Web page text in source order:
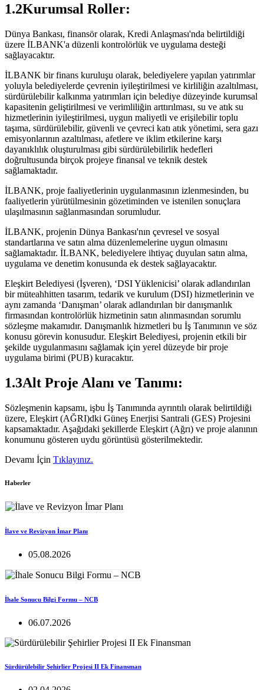
1.2Kurumsal Roller:
Dünya Bankası, finansör olarak, Kredi Anlaşması'nda belirtildiği
üzere İLBANK'a düzenli kontrolörlük ve uygulama desteği
sağlayacaktır.
İLBANK bir finans kuruluşu olarak, belediyelere yapılan yatırımlar
yoluyla belediyelerde çevrenin iyileştirilmesi ve kirliliğin azaltılması,
sürdürülebilir kalkınma yatırımları için belediye düzeyinde kurumsal
kapasitenin geliştirilmesi ve verimliliğin arttırılması, su ve atık su
hizmetlerinin iyileştirilmesi, uygun maliyetli ve erişilebilir toplu
taşıma, sürdürülebilir, güvenli ve çevreci katı atık yönetimi, sera gazı
emisyonlarının azaltılması, afetlere ve iklim etkilerine karşı
dayanıklılık oluşturulması gibi sürdürülebilirlik hedefleri
doğrultusunda birçok projeye finansal ve teknik destek
sağlamaktadır.
İLBANK, proje faaliyetlerinin uygulanmasının izlenmesinden, bu
faaliyetlerin yürütülmesinin gözetiminden ve istenilen sonuçlara
ulaşılmasının sağlanmasından sorumludur.
İLBANK, projenin Dünya Bankası'nın çevresel ve sosyal
standartlarına ve satın alma düzenlemelerine uygun olmasını
sağlamaktadır. İLBANK, belediyelere ihtiyaç duyulan satın alma,
uygulama ve denetim konusunda ek destek sağlayacaktır.
Eleşkirt Belediyesi (İşveren), ‘DSI Yüklenicisi’ olarak adlandırılan
bir müteahhitten tasarım, tedarik ve kurulum (DSI) hizmetlerinin ve
aynı zamanda ‘Danışman’ olarak adlandırılan bir danışmanlık
firmasından kontrolörlük hizmetinin satın alınmasından sorumlu
sözleşme makamıdır. Danışmanlık hizmetleri bu İş Tanımının ve söz
konusu görevin konusudur. Eleşkirt Belediyesi, projenin etkili bir
şekilde uygulanmasını sağlamak için yerel düzeyde bir proje
uygulama birimi (PUB) kuracaktır.
1.3Alt Proje Alanı ve Tanımı:
Sözleşmenin kapsamı, işbu İş Tanımında ayrıntılı olarak belirtildiği
üzere, Eleşkirt (AĞRI)dki Güneş Enerjisi Santrali (GES) Projesini
kapsamaktadır. Aşağıdaki şekillerde Eleşkirt (Ağrı) ve proje alanının
konumunu gösteren uydu görüntüsü gösterilmektedir.
Devamı İçin Tıklayınız.
Haberler
İlave ve Revizyon İmar Planı
05.08.2026
İhale Sonucu Bilgi Formu – NCB
06.07.2026
Sürdürülebilir Şehirlier Projesi II Ek Finansman